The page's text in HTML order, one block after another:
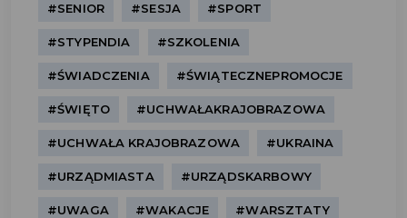
#SENIOR #SESJA #SPORT
#STYPENDIA #SZKOLENIA
#ŚWIADCZENIA #ŚWIĄTECZNEPROMOCJE
#ŚWIĘTO #UCHWAŁAKRAJOBRAZOWA
#UCHWAŁA KRAJOBRAZOWA #UKRAINA
#URZĄDMIASTA #URZĄDSKARBOWY
#UWAGA #WAKACJE #WARSZTATY